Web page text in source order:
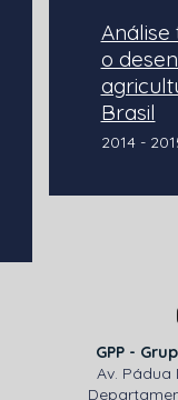
o
Brasil
2014 -
GPP -
Av. Pádua